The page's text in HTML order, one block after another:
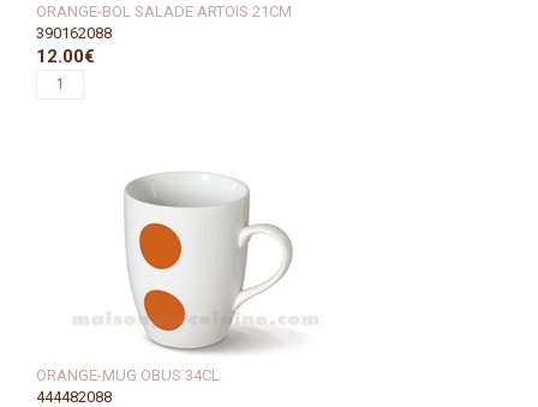
ORANGE-BOL SALADE ARTOIS 21CM
390162088
12.00€
ORANGE-MUG OBUS 34CL
444482088